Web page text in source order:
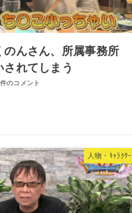
のんさん、所属事務所
れてしまう
のコメント
人物・ｷｬﾗｸﾀｰ